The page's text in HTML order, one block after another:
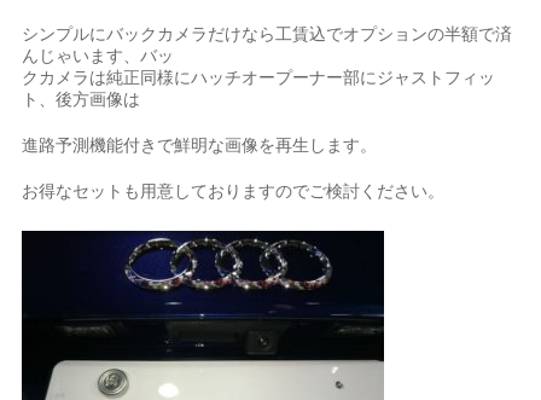
シンプルにバックカメラだけなら工賃込でオプションの半額で済
んじゃいます、バッ
クカメラは純正同様にハッチオープーナー部にジャストフィッ
ト、後方画像は
進路予測機能付きで鮮明な画像を再生します。
お得なセットも用意しておりますのでご検討ください。